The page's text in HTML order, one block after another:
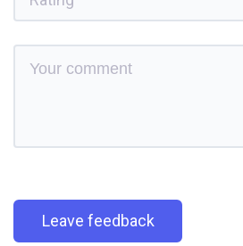
Leave feedback